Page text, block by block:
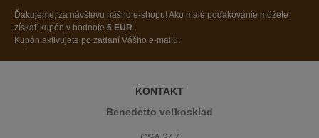
Ďakujeme, za návštevu nášho e-shopu! Ako malé poďakovanie môžete
získať kupón v hodnote 5 EUR.
Kupón aktivujete po zadaní Vášho e-mailu.
KONTAKT
Benedetto veľkosklad